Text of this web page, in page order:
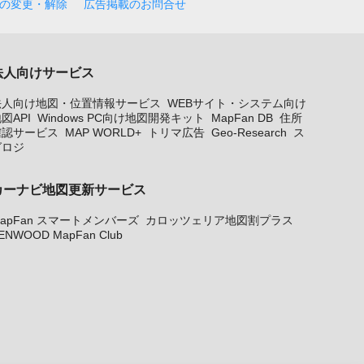
変更・解除 広告掲載のお問合せ
人向けサービス
向け地図・位置情報サービス
WEBサイト・システム向け
API Windows PC向け地図開発キット MapFan DB 住所
サービス
MAP WORLD+ トリマ広告 Geo-Research
ス
ジ
ーナビ地図更新サービス
スマートメンバーズ カロッツェリア地図割プラス
MapFan Club